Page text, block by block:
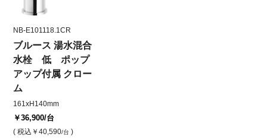
NB-E101118.1CR
ブルース 湯水混合
水栓 低 ポップ
アップ付属 クロー
ム
161xH140mm
￥36,900/台
( 税込 ￥40,590/台 )